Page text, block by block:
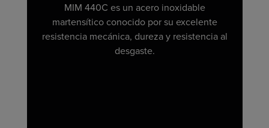
MIM 440C es un acero inoxidable
martensítico conocido por su excelente
resistencia mecánica, dureza y resistencia al
desgaste.